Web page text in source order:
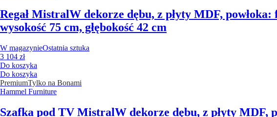
Regał MistralW dekorze dębu, z płyty MDF,
wysokość 75 cm, głębokość 42 cm
W magazynieOstatnia sztuka
3 104 zł
Do koszyka
Do koszyka
PremiumTylko na Bonami
Hammel Furniture
Szafka pod TV MistralW dekorze dębu, z płyty MDF,